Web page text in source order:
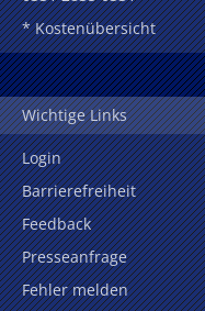
* Kostenübersicht
Wichtige Links
Login
Barrierefreiheit
Feedback
Presseanfrage
Fehler melden